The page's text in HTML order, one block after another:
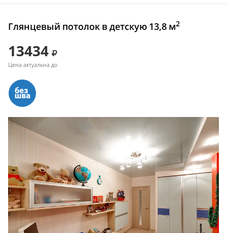
Глянцевый потолок в детскую 13,8 м2
13434
Цена актуальна до